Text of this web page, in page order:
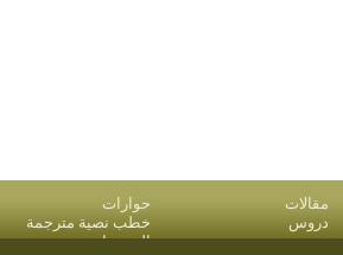
مقالات حوارات
دروس خطب نصية مترجمة
بريد المقدمات